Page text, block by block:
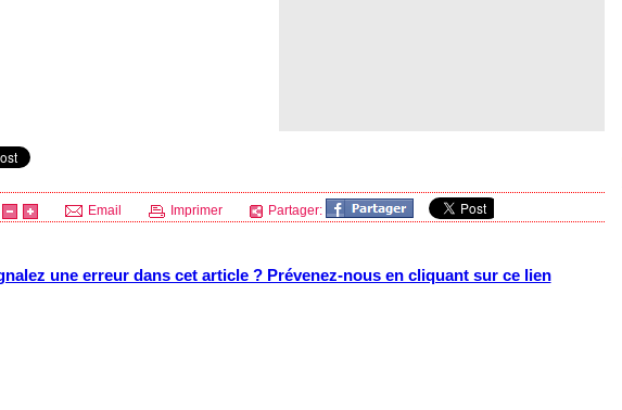
Email Imprimer Partager:
une erreur dans cet article ? Prévenez-nous en cliquant sur ce lien